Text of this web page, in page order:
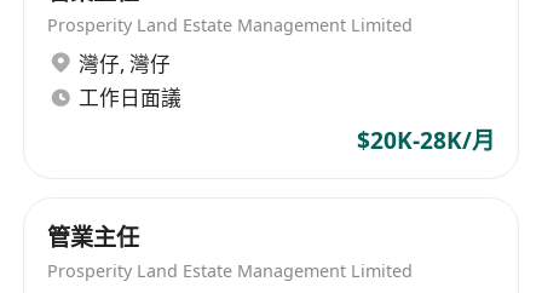
Prosperity Land Estate Management Limited
灣仔, 灣仔
工作日面議
$20K-28K/月
管業主任
Prosperity Land Estate Management Limited